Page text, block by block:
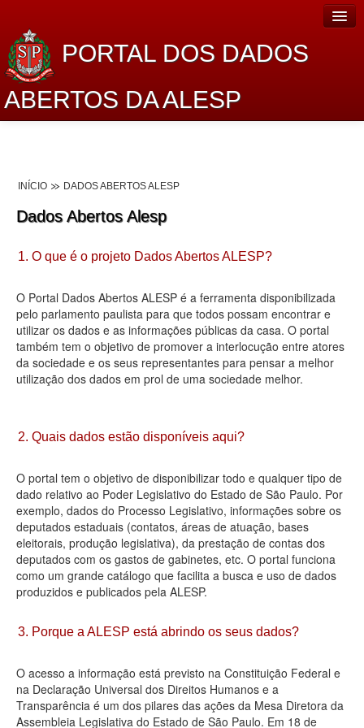
PORTAL DOS DADOS
ABERTOS DA ALESP
Lei de Acesso à Informação
Dados Governamentais Abertos
Planejamento
Catálogo de dados
Processo Legislativo
Deputados Estaduais
Agenda
Perguntas frequentes
Contato
INÍCIO DADOS ABERTOS ALESP
Dados Abertos Alesp
1. O que é o projeto Dados Abertos ALESP?
O Portal Dados Abertos ALESP é a ferramenta disponibilizada
pelo parlamento paulista para que todos possam encontrar e
utilizar os dados e as informações públicas da casa. O portal
também tem o objetivo de promover a interlocução entre atores
da sociedade e os seus representantes para pensar a melhor
utilização dos dados em prol de uma sociedade melhor.
2. Quais dados estão disponíveis aqui?
O portal tem o objetivo de disponibilizar todo e qualquer tipo de
dado relativo ao Poder Legislativo do Estado de São Paulo. Por
exemplo, dados do Processo Legislativo, informações sobre os
deputados estaduais (contatos, áreas de atuação, bases
eleitorais, produção legislativa), da prestação de contas dos
deputados com os gastos de gabinetes, etc. O portal funciona
como um grande catálogo que facilita a busca e uso de dados
produzidos e publicados pela ALESP.
3. Porque a ALESP está abrindo os seus dados?
O acesso a informação está previsto na Constituição Federal e
na Declaração Universal dos Direitos Humanos e a
Transparência é um dos pilares das ações da Mesa Diretora da
Assembleia Legislativa do Estado de São Paulo. Em 18 de